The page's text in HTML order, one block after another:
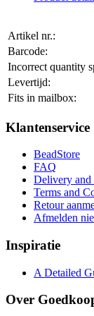
Artikel nr.:
Barcode:
Incorrect quantity
Levertijd:
Fits in mailbox:
Klantenservice
BeadStore
FAQ
Delivery and
Terms and
Retour
Afmelden
Inspiratie
A Detailed
Over